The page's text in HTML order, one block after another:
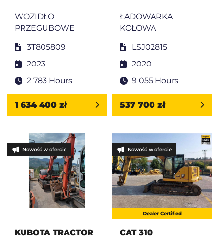
WOZIDŁO
PRZEGUBOWE
3T805809
2023
2 783 Hours
1 634 400 zł
ŁADOWARKA
KOŁOWA
LSJ02815
2020
9 055 Hours
537 700 zł
Nowość w ofercie
KUBOTA TRACTOR
Nowość w ofercie
Dealer Certified
CAT 310